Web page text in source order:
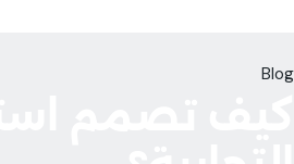
Blog